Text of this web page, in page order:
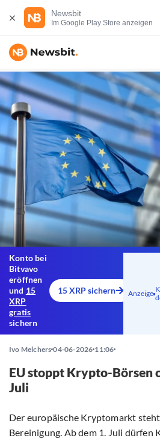
Newsbit
Im Google Play Store anzeigen
Konto bei
Bitvavo
eröffnen
und 15
XRP
gratis
sichern
15 XRP sichern Anzeige
Ivo Melchers 04-06-2026 11:06
EU stoppt Krypto-Börsen
Juli
Der europäische Kryptomarkt
Bereinigung. Ab dem 1. Juli dürfen